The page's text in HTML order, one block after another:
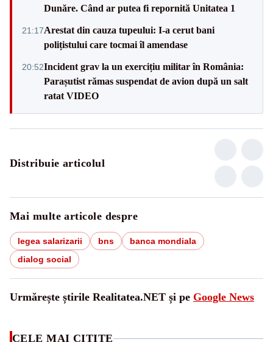
Dunăre. Când ar putea fi repornită Unitatea 1
21:17Arestat din cauza tupeului: I-a cerut bani
polițistului care tocmai îl amendase
20:52Incident grav la un exercițiu militar în România:
Parașutist rămas suspendat de avion după un salt
ratat VIDEO
Distribuie articolul
Mai multe articole despre
legea salarizarii bns
banca mondiala
dialog social
Urmărește știrile Realitatea.NET și pe Google News
CELE MAI CITITE